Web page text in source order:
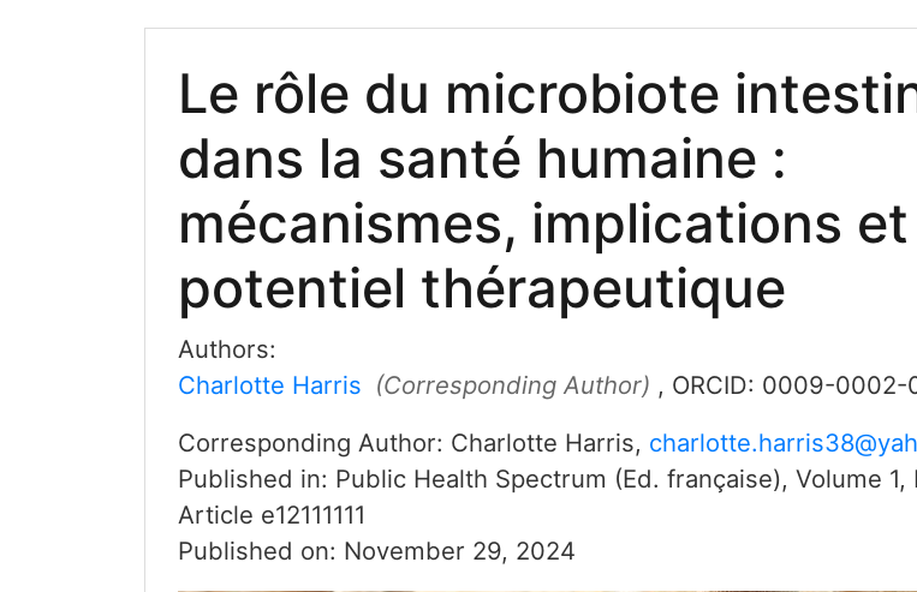
Le rôle du microbiote
dans la santé humaine :
mécanismes, implications et
potentiel thérapeutique
Authors:
Charlotte Harris (Corresponding Author) , ORCID: 0009-0002-
Corresponding Author: Charlotte Harris,
Published in: Public Health Spectrum (Ed. française), Volume 1,
Article e12111111
Published on: November 29, 2024